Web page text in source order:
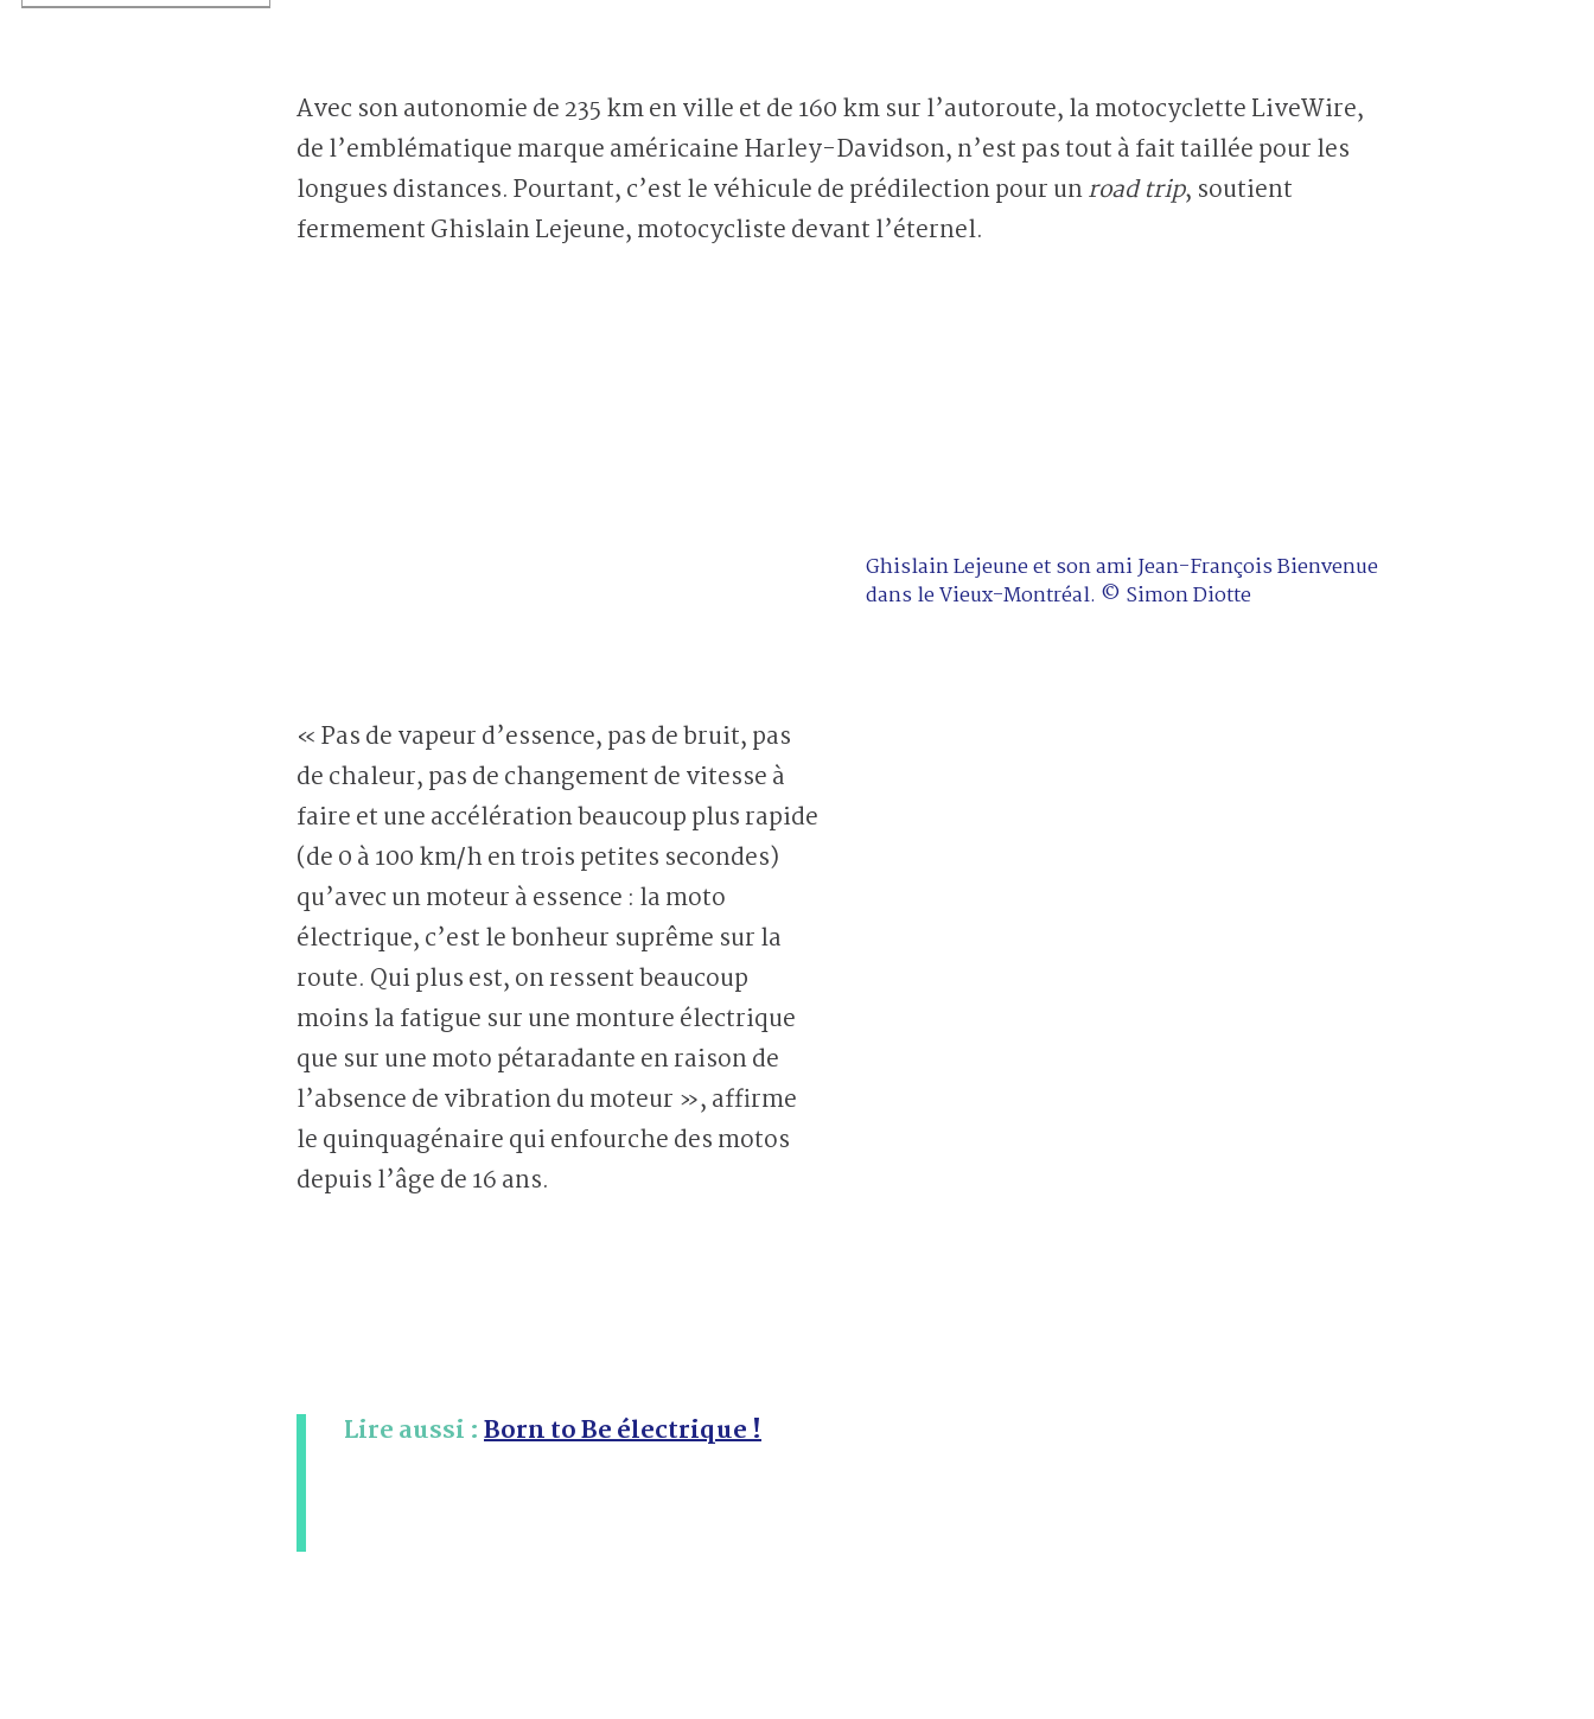
Avec son autonomie de 235 km en ville et de 160 km sur l’autoroute, la motocyclette LiveWire,
de l’emblématique marque américaine Harley-Davidson, n’est pas tout à fait taillée pour les
longues distances. Pourtant, c’est le véhicule de prédilection pour unroad trip, soutient
fermement Ghislain Lejeune, motocycliste devant l’éternel.
« Pas de vapeur d’essence, pas de bruit, pas
de chaleur, pas de changement de vitesse à
faire et une accélération beaucoup plus rapide
(de 0 à 100 km/h en trois petites secondes)
qu’avec un moteur à essence : la moto
électrique, c’est le bonheur suprême sur la
route. Qui plus est, on ressent beaucoup
moins la fatigue sur une monture électrique
que sur une moto pétaradante en raison de
l’absence de vibration du moteur », affirme
le quinquagénaire qui enfourche des motos
depuis l’âge de 16 ans.
Ghislain Lejeune et son ami Jean-François Bienvenue
dans le Vieux-Montréal. © Simon Diotte
Lire aussi :Born to Be électrique !